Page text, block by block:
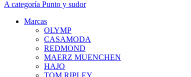
A categoría Punto y sudor
Marcas
OLYMP
CASAMODA
REDMOND
MAERZ MUENCHEN
HAJO
TOM RIPLEY